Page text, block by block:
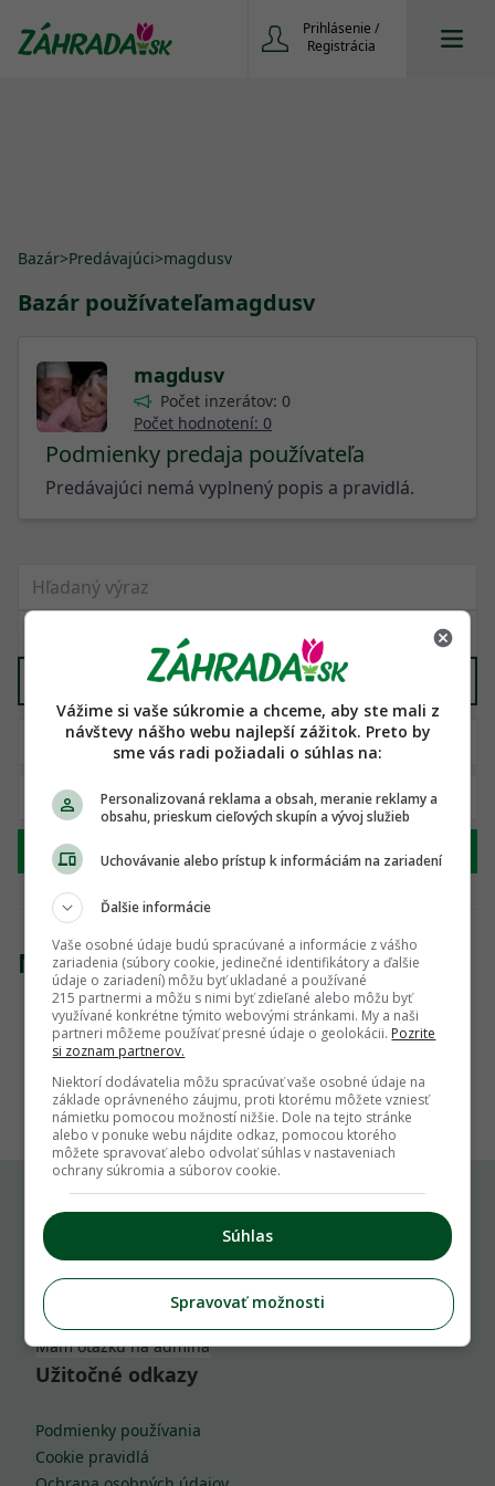
Prihlásenie /
Registrácia
Bazár>Predávajúci>magdusv
Bazár používateľamagdusv
magdusv
Počet inzerátov: 0
Počet hodnotení: 0
Podmienky predaja používateľa
Predávajúci nemá vyplnený popis a pravidlá.
Ponuka služieb
Hľadať
Nenašli sme žiadny produkt
1
Komu môžeš napísať
info@zahrada.sk
Nahlás chybu
Mám otázku na admina
Užitočné odkazy
Podmienky používania
Cookie pravidlá
Vážime si vaše súkromie a chceme, aby ste mali z
návštevy nášho webu najlepší zážitok. Preto by
sme vás radi požiadali o súhlas na:
Personalizovaná reklama a obsah, meranie reklamy a
obsahu, prieskum cieľových skupín a vývoj služieb
Uchovávanie alebo prístup k informáciám na zariadení
Ďalšie informácie
Vaše osobné údaje budú spracúvané a informácie z vášho
zariadenia (súbory cookie, jedinečné identifikátory a ďalšie
údaje o zariadení) môžu byť ukladané a používané
215 partnermi a môžu s nimi byť zdieľané alebo môžu byť
využívané konkrétne týmito webovými stránkami. My a naši
partneri môžeme používať presné údaje o geolokácii. Pozrite
si zoznam partnerov.
Niektorí dodávatelia môžu spracúvať vaše osobné údaje na
základe oprávneného záujmu, proti ktorému môžete vzniesť
námietku pomocou možností nižšie. Dole na tejto stránke
alebo v ponuke webu nájdite odkaz, pomocou ktorého
môžete spravovať alebo odvolať súhlas v nastaveniach
ochrany súkromia a súborov cookie.
Súhlas
Spravovať možnosti